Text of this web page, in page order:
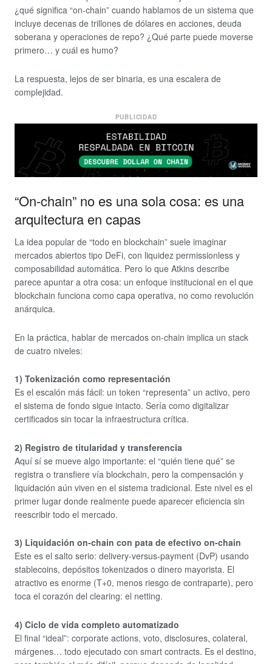
¿qué significa “on-chain” cuando hablamos de un sistema que
incluye decenas de trillones de dólares en acciones, deuda
soberana y operaciones de repo? ¿Qué parte puede moverse
primero… y cuál es humo?
La respuesta, lejos de ser binaria, es una escalera de
complejidad.
PUBLICIDAD
“On-chain” no es una sola cosa: es una
arquitectura en capas
La idea popular de “todo en blockchain” suele imaginar
mercados abiertos tipo DeFi, con liquidez permissionless y
composabilidad automática. Pero lo que Atkins describe
parece apuntar a otra cosa: un enfoque institucional en el que
blockchain funciona como capa operativa, no como revolución
anárquica.
En la práctica, hablar de mercados on-chain implica un stack
de cuatro niveles:
1) Tokenización como representación
Es el escalón más fácil: un token “representa” un activo, pero
el sistema de fondo sigue intacto. Sería como digitalizar
certificados sin tocar la infraestructura crítica.
2) Registro de titularidad y transferencia
Aquí sí se mueve algo importante: el “quién tiene qué” se
registra o transfiere vía blockchain, pero la compensación y
liquidación aún viven en el sistema tradicional. Este nivel es el
primer lugar donde realmente puede aparecer eficiencia sin
reescribir todo el mercado.
3) Liquidación on-chain con pata de efectivo on-chain
Este es el salto serio: delivery-versus-payment (DvP) usando
stablecoins, depósitos tokenizados o dinero mayorista. El
atractivo es enorme (T+0, menos riesgo de contraparte), pero
toca el corazón del clearing: el netting.
4) Ciclo de vida completo automatizado
El final “ideal”: corporate actions, voto, disclosures, colateral,
márgenes… todo ejecutado con smart contracts. Es el destino,